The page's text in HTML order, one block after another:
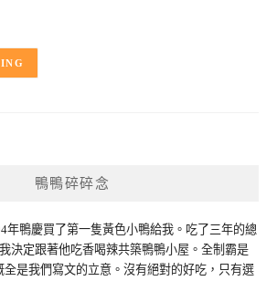
鴨鴨碎碎念
年鴨慶買了第一隻黃色小鴨給我。吃了三年的總
決定跟著他吃香喝辣共築鴨鴨小屋。全制霸是
是我們寫文的立意。沒有絕對的好吃，只有選